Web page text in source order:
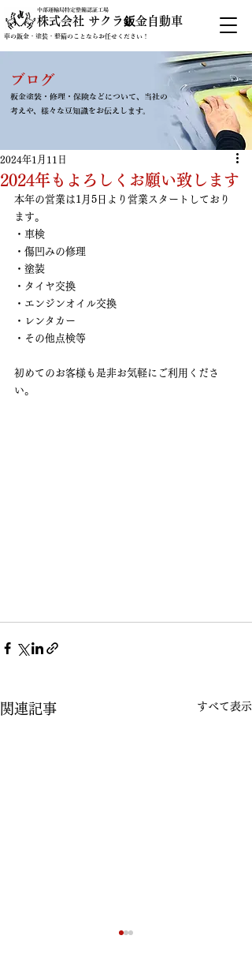
株式会社 サクラ鈑金自動車
中部運輸局特定整備認証工場
車の鈑金・塗装・整備のことならお任せください！
ブログ
板金塗装・修理・保険などについて、当社の
考えや、様々な豆知識をお伝えします。
2024年もよろしくお願い致します
2024年1月11日
本年の営業は1月5日より営業スタートしており
ます。
・車検
・傷凹みの修理
・塗装
・タイヤ交換
・エンジンオイル交換
・レンタカー
・その他点検等
初めてのお客様も是非お気軽にご利用くださ
い。
関連記事 すべて表示